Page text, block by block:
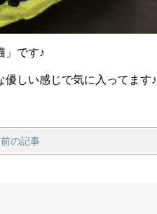
」です♪
しい感じで気に入ってます♪
前の記事